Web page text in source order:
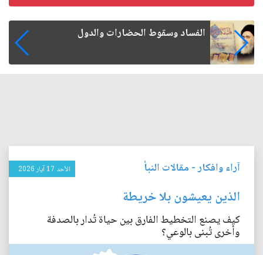
رواتب الموظفين على صفيح ساخن
آراء وافكار- مقالات النبأ الأحد 17 آيار 2026
الذين يعيشون بلا خريطة
كيف يصنع التخطيط الفارق بين حياة تُدار بالصدفة
وأخرى تُبنى بالوعي؟